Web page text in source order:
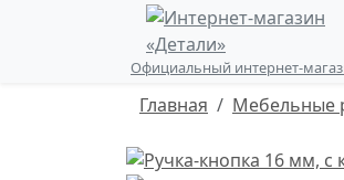
Официальный интернет-
Главная Мебельные